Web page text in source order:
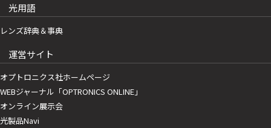
光用語
レンズ辞典＆事典
運営サイト
オプトロニクス社ホームページ
WEBジャーナル「OPTRONICS ONLINE」
オンライン展示会
光製品Navi